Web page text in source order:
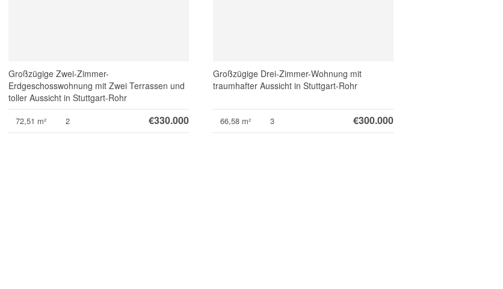
Großzügige Zwei-Zimmer-
Erdgeschosswohnung mit Zwei Terrassen und
toller Aussicht in Stuttgart-Rohr
72,51 m² 2 €330.000
Großzügige Drei-Zimmer-Wohnung mit
traumhafter Aussicht in Stuttgart-Rohr
66,58 m² 3 €300.000